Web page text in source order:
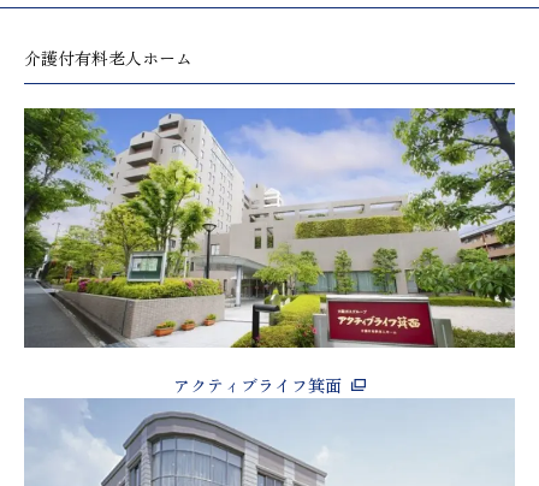
介護付有料老人ホーム
アクティブライフ箕面